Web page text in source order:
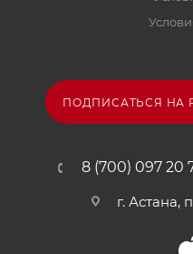
ПОДПИСАТЬСЯ НА
8 (700) 097 20
г. Астана,